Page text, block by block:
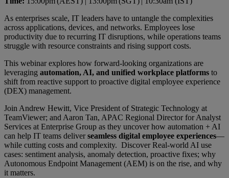
As enterprises scale, IT leaders have to untangle the complexities
across applications, devices, and networks. Employees lose
productivity due to recurring IT disruptions, while operations teams
struggle with resource constraints and rising support costs.
This webinar explores how forward-looking organizations are
leveraging automation, AI, and unified workplace platforms to
shift from reactive support to proactive digital employee experience
(DEX) management.
Join Andrew Hewitt, Vice President of Strategic Technology at
TeamViewer; and Aaron Tan, APAC Regional Director for Analyst
Services at Enterprise Group as they uncover how automation + AI
can help IT teams deliverseamless digital employee experiences—
while cutting costs and complexity. Discover Real-world AI use
cases: sentiment analysis, anomaly detection, proactive fixes; why
Autonomous Endpoint Management (AEM) is on the rise, and why
it matters.